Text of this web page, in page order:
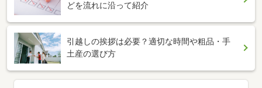
どを流れに沿って紹介
引越しの挨拶は必要？適切な時間や粗品・手
土産の選び方